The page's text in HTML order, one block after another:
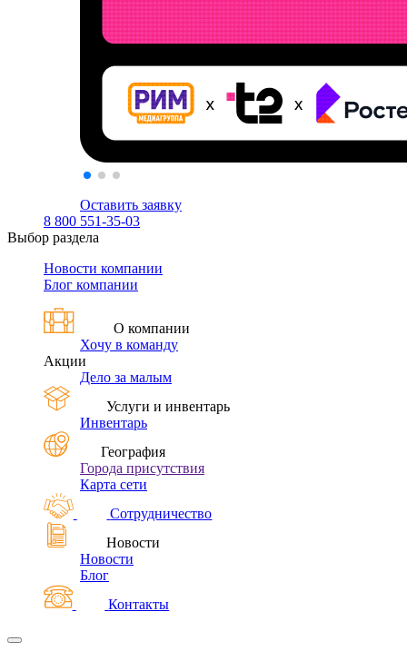
Оставить заявку
8 800 551-35-03
Выбор раздела
Новости компании
Блог компании
О компании
Хочу в команду
Акции
Дело за малым
Услуги и инвентарь
Инвентарь
География
Города присутствия
Карта сети
Сотрудничество
Новости
Новости
Блог
Контакты